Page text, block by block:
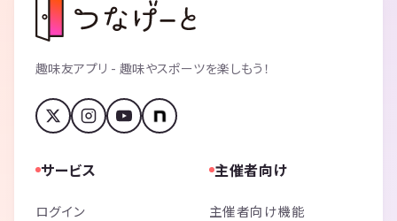
趣味友アプリ - 趣味やスポーツを楽しもう！
サービス
ログイン
主催者向け
主催者向け機能